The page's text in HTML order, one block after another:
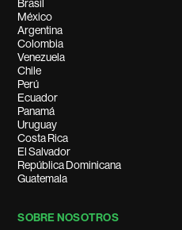
Brasil
México
Argentina
Colombia
Venezuela
Chile
Perú
Ecuador
Panamá
Uruguay
Costa Rica
El Salvador
República Dominicana
Guatemala
SOBRE NOSOTROS